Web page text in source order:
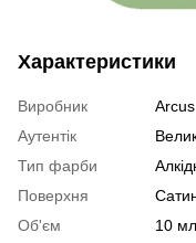
Характеристики
Виробник
Arcus
Аутентік
Тип фарби
Поверхня
Об'єм
10 мл